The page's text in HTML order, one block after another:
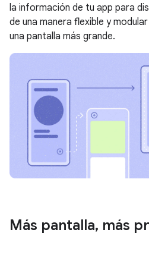
la información de tu app para
de una manera flexible y
una pantalla más grande.
Más pantalla, más